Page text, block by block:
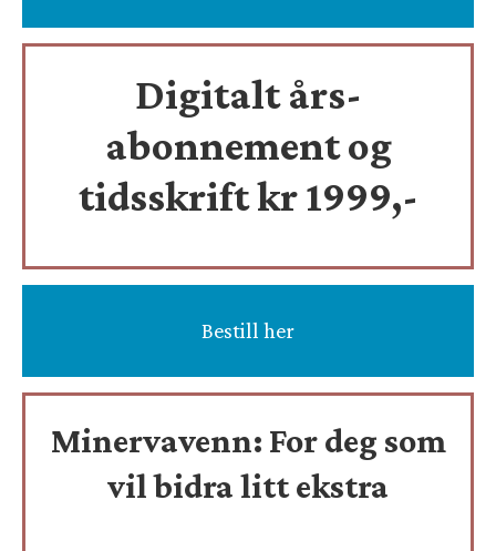
Digitalt års-
abonnement og
tidsskriftkr 1999,-
Bestill her
Minervavenn: For deg som
vil bidra litt ekstra